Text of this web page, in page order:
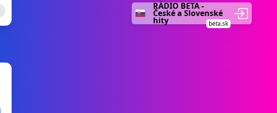
RÁDIO BETA -
České a Slovenské
hity beta.sk